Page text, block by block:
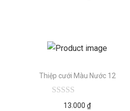
Thiệp cưới Màu Nước 12
13.000₫